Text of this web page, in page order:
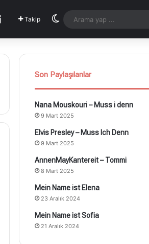
İletişimTakip Dış görünümü değiştir
Son Paylaşılanlar
Nana Mouskouri – Muss i denn
9 Mart 2025
Elvis Presley – Muss Ich Denn
9 Mart 2025
AnnenMayKantereit – Tommi
8 Mart 2025
Mein Name ist Elena
23 Aralık 2024
Mein Name ist Sofia
21 Aralık 2024